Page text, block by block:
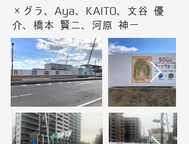
×グラ、Aya、KAITO、文谷 優
介、橋本 賢二、河原 神一